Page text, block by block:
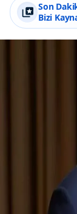
Son
Bizi